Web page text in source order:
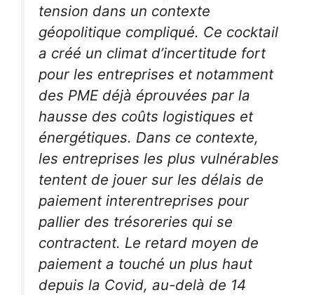
tension dans un contexte
géopolitique compliqué. Ce cocktail
a créé un climat d’incertitude fort
pour les entreprises et notamment
des PME déjà éprouvées par la
hausse des coûts logistiques et
énergétiques. Dans ce contexte,
les entreprises les plus vulnérables
tentent de jouer sur les délais de
paiement interentreprises pour
pallier des trésoreries qui se
contractent. Le retard moyen de
paiement a touché un plus haut
depuis la Covid, au-delà de 14